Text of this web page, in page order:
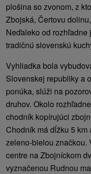
plošina so zvonom, z
Zbojská, Čertovu
Neďaleko od
tradičnú slovenskú
Vyhliadka bola
Slovenskej republiky a
ponúka, slúži na
druhov. Okolo
chodník kopírujúci
Chodník má dĺžku 5
zeleno-bielou značkou.
centre na Zbojníckom
vyznačenou Rudnou